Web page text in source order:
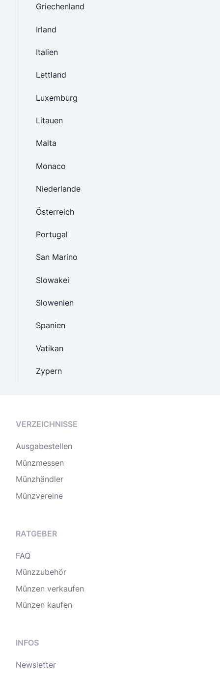
Griechenland
Irland
Italien
Lettland
Luxemburg
Litauen
Malta
Monaco
Niederlande
Österreich
Portugal
San Marino
Slowakei
Slowenien
Spanien
Vatikan
Zypern
VERZEICHNISSE
Ausgabestellen
Münzmessen
Münzhändler
Münzvereine
RATGEBER
FAQ
Münzzubehör
Münzen verkaufen
Münzen kaufen
INFOS
Newsletter